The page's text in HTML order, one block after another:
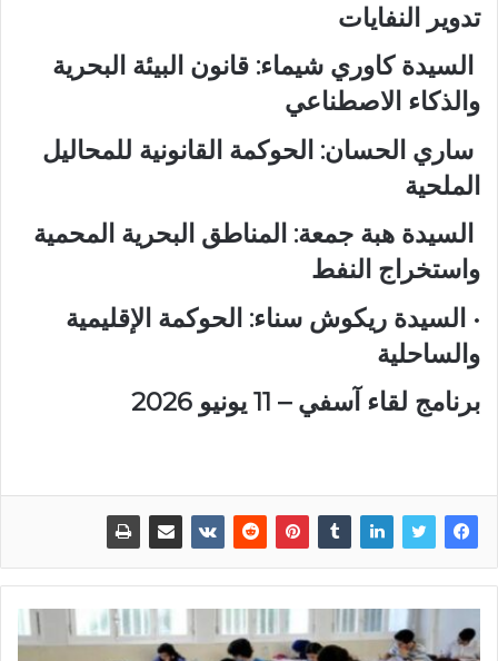
تدوير النفايات
السيدة كاوري شيماء: قانون البيئة البحرية
والذكاء الاصطناعي
ساري الحسان: الحوكمة القانونية للمحاليل
الملحية
السيدة هبة جمعة: المناطق البحرية المحمية
واستخراج النفط
• السيدة ريكوش سناء: الحوكمة الإقليمية
والساحلية
برنامج لقاء آسفي – 11 يونيو 2026